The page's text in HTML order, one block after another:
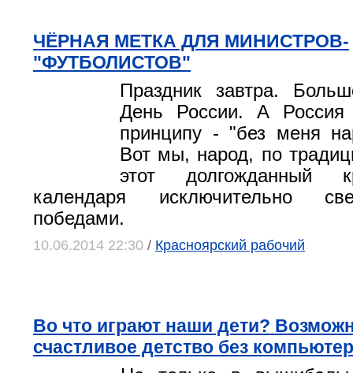
ЧЁРНАЯ МЕТКА ДЛЯ МИНИСТРОВ-
"ФУТБОЛИСТОВ"
Праздник завтра.
День России. А
принципу - "без меня
Вот мы, народ, по
этот долгожданный
календаря исключительно
победами.
10.06.2014 22:30 / Красноярский рабочий
Во что играют наши дети?
счастливое детство без